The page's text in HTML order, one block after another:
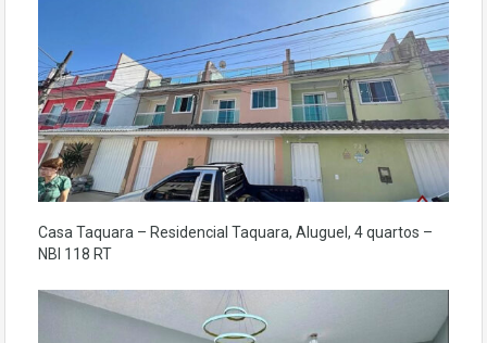
Casa Taquara – Residencial Taquara, Aluguel, 4 quartos –
NBI 118 RT